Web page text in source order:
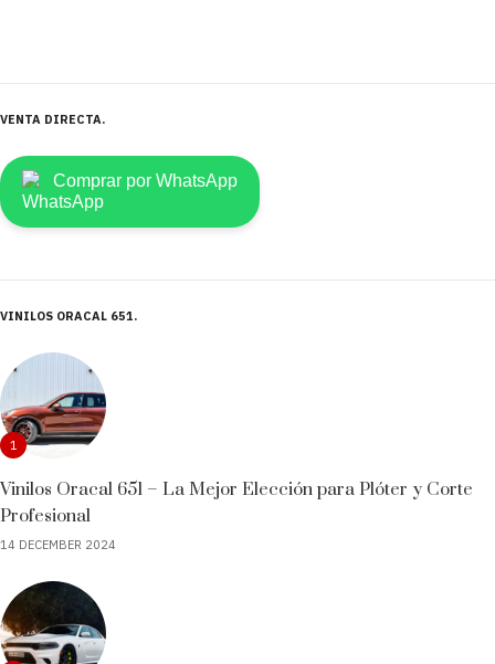
VENTA DIRECTA
Comprar por WhatsApp
VINILOS ORACAL 651
1
Vinilos Oracal 651 – La Mejor Elección para Plóter y Corte
Profesional
14 DECEMBER 2024